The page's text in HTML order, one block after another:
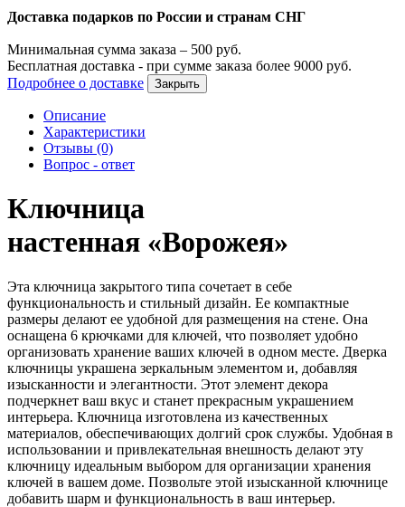
Доставка подарков по России и странам СНГ
Минимальная сумма заказа – 500 руб.
Бесплатная доставка - при сумме заказа более 9000 руб.
Подробнее о доставке
Закрыть
Описание
Характеристики
Отзывы (0)
Вопрос - ответ
Ключница
настенная «Ворожея»
Эта ключница закрытого типа сочетает в себе
функциональность и стильный дизайн. Ее компактные
размеры делают ее удобной для размещения на стене. Она
оснащена 6 крючками для ключей, что позволяет удобно
организовать хранение ваших ключей в одном месте. Дверка
ключницы украшена зеркальным элементом и, добавляя
изысканности и элегантности. Этот элемент декора
подчеркнет ваш вкус и станет прекрасным украшением
интерьера. Ключница изготовлена из качественных
материалов, обеспечивающих долгий срок службы. Удобная в
использовании и привлекательная внешность делают эту
ключницу идеальным выбором для организации хранения
ключей в вашем доме. Позвольте этой изысканной ключнице
добавить шарм и функциональность в ваш интерьер.